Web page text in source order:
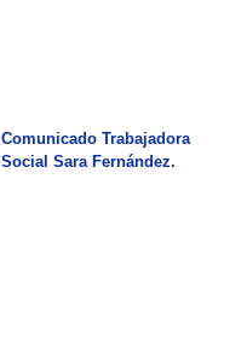
Comunicado Trabajadora
Social Sara Fernández.